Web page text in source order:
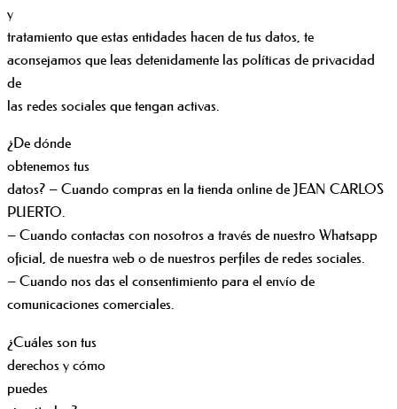
y
tratamiento que estas entidades hacen de tus datos, te
aconsejamos que leas detenidamente las políticas de privacidad
de
las redes sociales que tengan activas.
¿De dónde
obtenemos tus
datos? – Cuando compras en la tienda online de JEAN CARLOS
PUERTO.
– Cuando contactas con nosotros a través de nuestro Whatsapp
oficial, de nuestra web o de nuestros perfiles de redes sociales.
– Cuando nos das el consentimiento para el envío de
comunicaciones comerciales.
¿Cuáles son tus
derechos y cómo
puedes